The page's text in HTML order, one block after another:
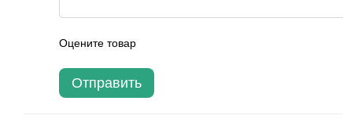
Оцените товар
Отправить